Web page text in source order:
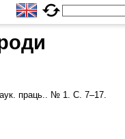
праць.. № 1. С. 7–17.